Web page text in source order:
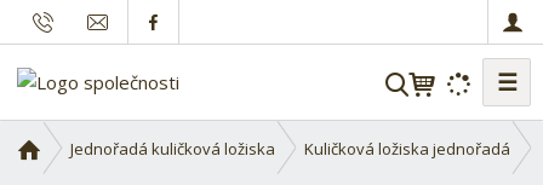
V
h
☰
v
Jednořadá kuličková ložiska Kuličková ložiska jednořadá